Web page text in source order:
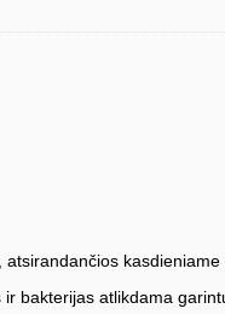
kasdieniame
bakterijas atlikdama